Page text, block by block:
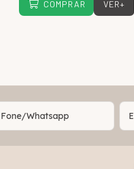
COMPRAR VER+